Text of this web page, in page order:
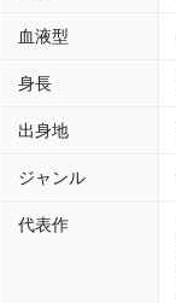
血液型
身長
出身地
ジャンル
代表作